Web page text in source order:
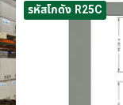
รหัสโกดัง R25C